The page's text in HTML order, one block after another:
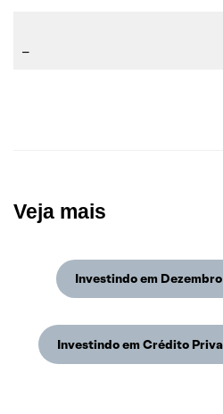
–
Veja mais
Investindo em
Investindo em Crédito